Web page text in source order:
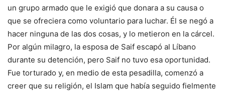
un grupo armado que le exigió que donara a su causa o
que se ofreciera como voluntario para luchar. Él se negó a
hacer ninguna de las dos cosas, y lo metieron en la cárcel.
Por algún milagro, la esposa de Saif escapó al Líbano
durante su detención, pero Saif no tuvo esa oportunidad.
Fue torturado y, en medio de esta pesadilla, comenzó a
creer que su religión, el Islam que había seguido fielmente